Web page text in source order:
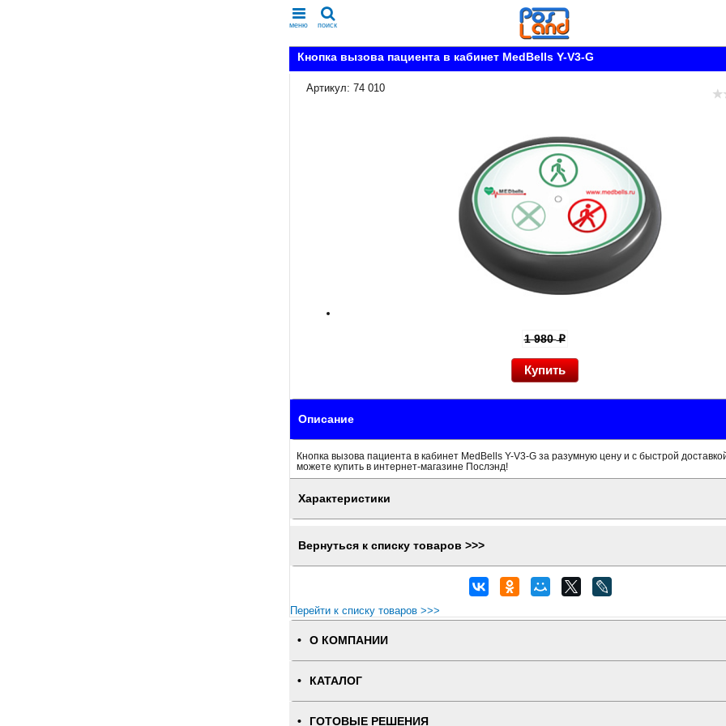
меню поиск
Кнопка вызова пациента в кабинет MedBells Y-V3-G
Артикул: 74 010
1 980p
Описание
Кнопка вызова пациента в кабинет MedBells Y-V3-G за разумную цену и с быстрой
можете купить в интернет-магазине Послэнд!
Характеристики
Вернуться к списку товаров >>>
Перейти к списку товаров >>>
О КОМПАНИИ
КАТАЛОГ
ГОТОВЫЕ РЕШЕНИЯ